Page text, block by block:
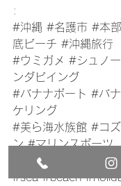
:
#沖縄 #名護市 #本部
底ビーチ #沖縄旅行
#ウミガメ #シュノ
ンダビイング
#バナナボート #バ
ケリング
#美ら海水族館 #コ
ン #マリンスポーツ
#okinawa
#sea #beach